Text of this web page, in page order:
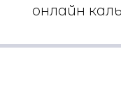
онлайн